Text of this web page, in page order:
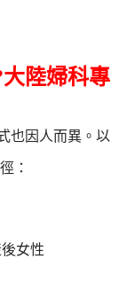
陸婦科專
也因人而異。以
：
女性